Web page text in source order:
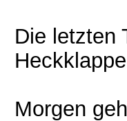
Die letzten
Morgen